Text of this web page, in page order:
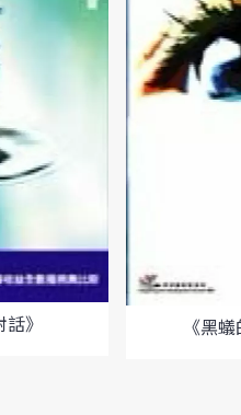
》 《黑